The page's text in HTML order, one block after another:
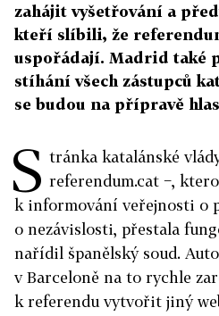
zahájit vyšetřování a
kteří slíbili, že
uspořádají. Madrid také
stíhání všech zástupců
se budou na přípravě
S tránka katalánské
referendum.cat −,
k informování veřejnosti o
o nezávislosti, přestala
nařídil španělský soud.
v Barceloně na to rychle
k referendu vytvořit jiný